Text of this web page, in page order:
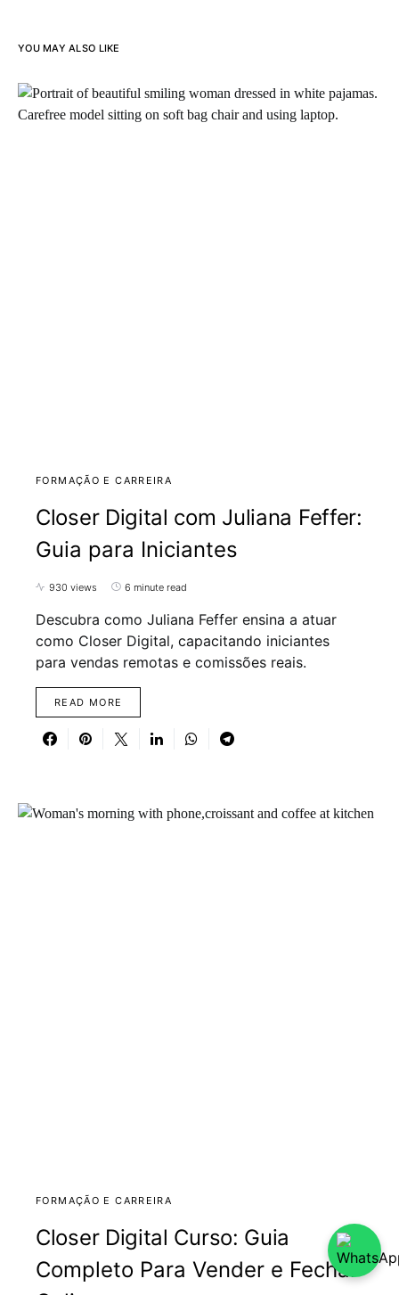
YOU MAY ALSO LIKE
FORMAÇÃO E CARREIRA
Closer Digital com Juliana Feffer:
Guia para Iniciantes
930 views 6 minute read
Descubra como Juliana Feffer ensina a atuar
como Closer Digital, capacitando iniciantes
para vendas remotas e comissões reais.
READ MORE
FORMAÇÃO E CARREIRA
Closer Digital Curso: Guia
Completo Para Vender e Fechar